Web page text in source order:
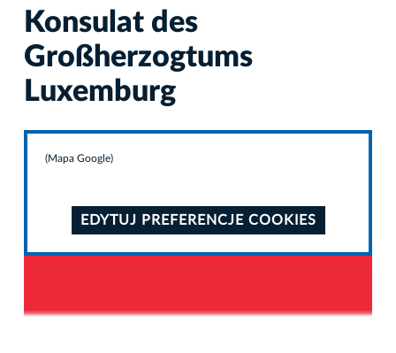
Konsulat des
Großherzogtums
Luxemburg
(Mapa Google)
EDYTUJ PREFERENCJE COOKIES